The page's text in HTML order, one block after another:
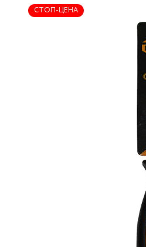
СТОП-ЦЕНА